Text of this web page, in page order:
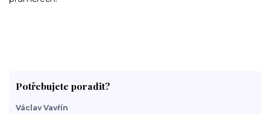
Potřebujete poradit?
Václav Vavřín